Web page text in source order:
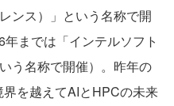
ンス）」という名称で開
までは「インテルソフト
う名称で開催）。昨年の
を越えてAIとHPCの未来